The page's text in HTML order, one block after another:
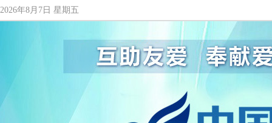
2026年8月7日 星期五